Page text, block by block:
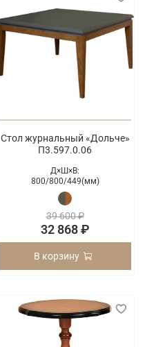
Стол журнальный «Дольче»
П3.597.0.06
Д×Ш×В:
800/800/449(мм)
39 600 ₽
32 868 ₽
В корзину